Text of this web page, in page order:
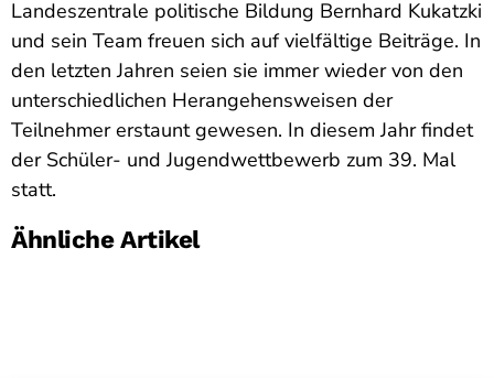
Landeszentrale politische Bildung Bernhard Kukatzki
und sein Team freuen sich auf vielfältige Beiträge. In
den letzten Jahren seien sie immer wieder von den
unterschiedlichen Herangehensweisen der
Teilnehmer erstaunt gewesen. In diesem Jahr findet
der Schüler- und Jugendwettbewerb zum 39. Mal
statt.
Ähnliche Artikel